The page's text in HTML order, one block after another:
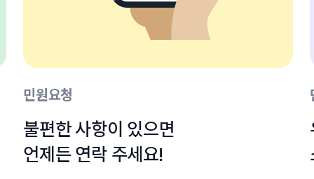
민원요청
불편한 사항이 있으면
언제든 연락 주세요!